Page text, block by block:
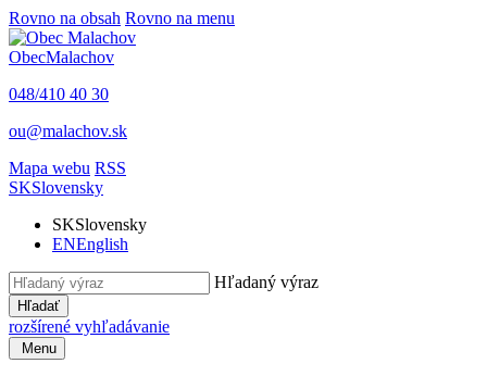
Rovno na obsah Rovno na menu
ObecMalachov
048/410 40 30
ou@malachov.sk
Mapa webu RSS
SKSlovensky
SKSlovensky
ENEnglish
Hľadaný výraz
Hľadať
rozšírené vyhľadávanie
Menu